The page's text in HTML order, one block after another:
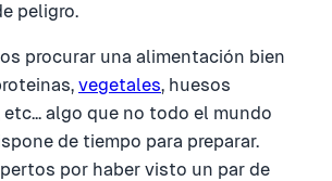
peligro.
procurar una alimentación bien
vegetales, huesos
algo que no todo el mundo
de tiempo para preparar.
por haber visto un par de